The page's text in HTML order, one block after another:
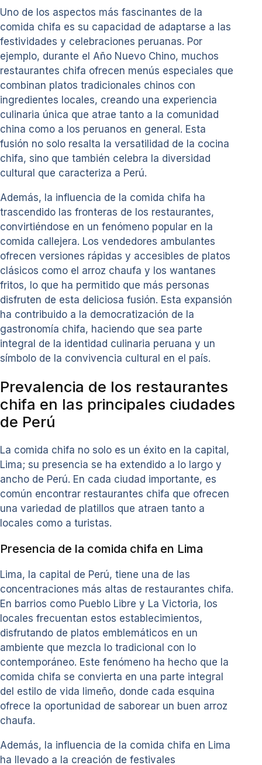
Uno de los aspectos más fascinantes de la
comida chifa es su capacidad de adaptarse a las
festividades y celebraciones peruanas. Por
ejemplo, durante el Año Nuevo Chino, muchos
restaurantes chifa ofrecen menús especiales que
combinan platos tradicionales chinos con
ingredientes locales, creando una experiencia
culinaria única que atrae tanto a la comunidad
china como a los peruanos en general. Esta
fusión no solo resalta la versatilidad de la cocina
chifa, sino que también celebra la diversidad
cultural que caracteriza a Perú.
Además, la influencia de la comida chifa ha
trascendido las fronteras de los restaurantes,
convirtiéndose en un fenómeno popular en la
comida callejera. Los vendedores ambulantes
ofrecen versiones rápidas y accesibles de platos
clásicos como el arroz chaufa y los wantanes
fritos, lo que ha permitido que más personas
disfruten de esta deliciosa fusión. Esta expansión
ha contribuido a la democratización de la
gastronomía chifa, haciendo que sea parte
integral de la identidad culinaria peruana y un
símbolo de la convivencia cultural en el país.
Prevalencia de los restaurantes
chifa en las principales ciudades
de Perú
La comida chifa no solo es un éxito en la capital,
Lima; su presencia se ha extendido a lo largo y
ancho de Perú. En cada ciudad importante, es
común encontrar restaurantes chifa que ofrecen
una variedad de platillos que atraen tanto a
locales como a turistas.
Presencia de la comida chifa en Lima
Lima, la capital de Perú, tiene una de las
concentraciones más altas de restaurantes chifa.
En barrios como Pueblo Libre y La Victoria, los
locales frecuentan estos establecimientos,
disfrutando de platos emblemáticos en un
ambiente que mezcla lo tradicional con lo
contemporáneo. Este fenómeno ha hecho que la
comida chifa se convierta en una parte integral
del estilo de vida limeño, donde cada esquina
ofrece la oportunidad de saborear un buen arroz
chaufa.
Además, la influencia de la comida chifa en Lima
ha llevado a la creación de festivales